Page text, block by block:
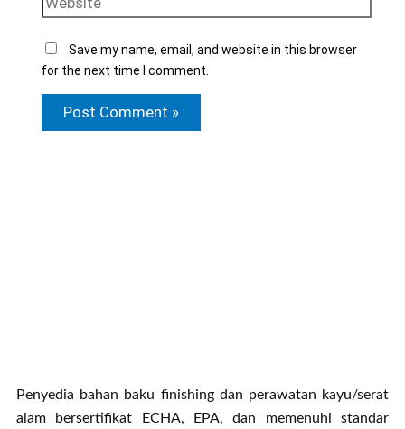
Save my name, email, and website in this browser
for the next time I comment.
Penyedia bahan baku finishing dan perawatan kayu/serat
alam bersertifikat ECHA, EPA, dan memenuhi standar